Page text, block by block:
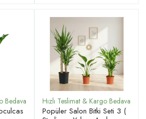
Popüler Salon Bitki Seti 3 (